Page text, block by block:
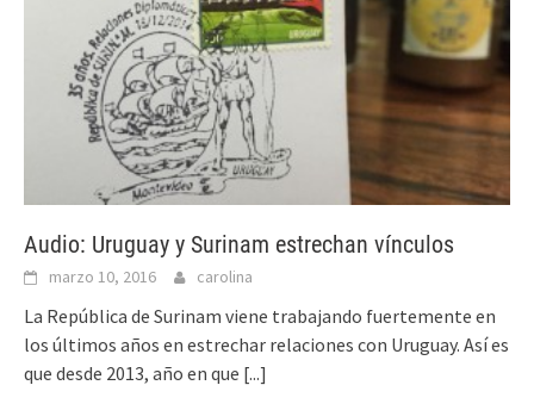
Audio: Uruguay y Surinam estrechan vínculos
marzo 10, 2016 carolina
La República de Surinam viene trabajando fuertemente en
los últimos años en estrechar relaciones con Uruguay. Así es
que desde 2013, año en que [...]